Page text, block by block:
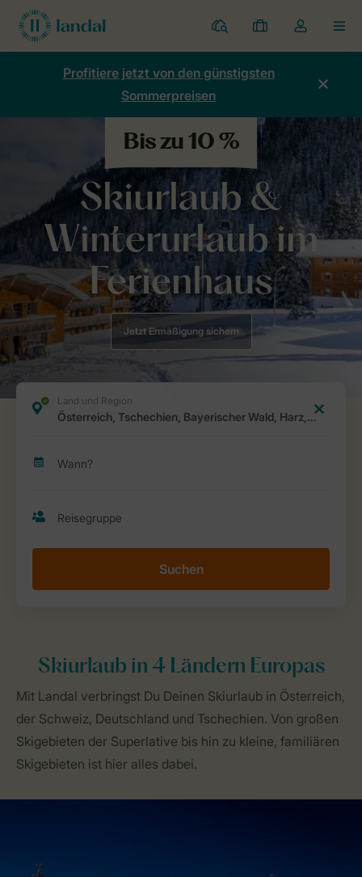
Ferienparks
Meine
Buchungen
Dropdown-
Menü
Kontos
Profitiere jetzt von den günstigsten
Sommerpreisen
Skiurlaub bei Landal
Skiurlaub &
Winterurlaub im
Ferienhaus
Jetzt Ermäßigung sichern
Suchen
Skiurlaub in 4 Ländern Europas
Mit Landal verbringst Du Deinen Skiurlaub in Österreich,
der Schweiz, Deutschland und Tschechien. Von großen
Skigebieten der Superlative bis hin zu kleine, familiären
Skigebieten ist hier alles dabei.